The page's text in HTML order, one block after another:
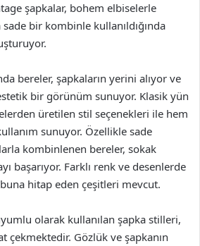
şapkalar, bohem elbiselerle
bir kombinle kullanıldığında
bereler, şapkaların yerini alıyor ve
bir görünüm sunuyor. Klasik yün
üretilen stil seçenekleri ile hem
sunuyor. Özellikle sade
kombinlenen bereler, sokak
başarıyor. Farklı renk ve desenlerde
hitap eden çeşitleri mevcut.
olarak kullanılan şapka stilleri,
çekmektedir. Gözlük ve şapkanın